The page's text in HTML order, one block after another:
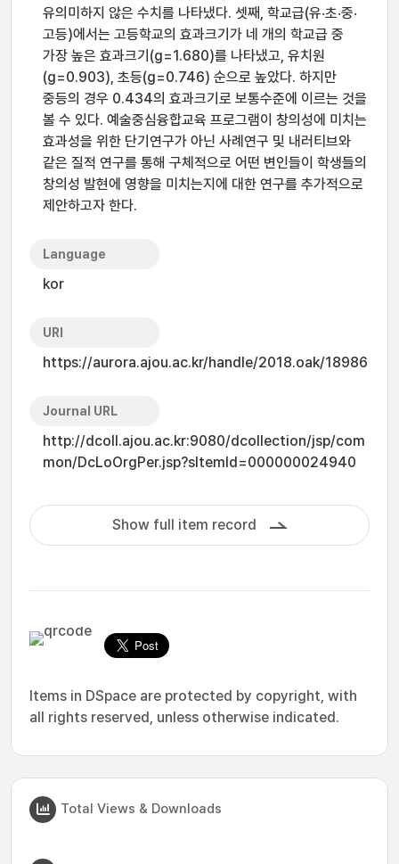
유의미하지 않은 수치를 나타냈다. 셋째, 학교급(유‧초‧중‧
고등)에서는 고등학교의 효과크기가 네 개의 학교급 중
가장 높은 효과크기(g=1.680)를 나타냈고, 유치원
(g=0.903), 초등(g=0.746) 순으로 높았다. 하지만
중등의 경우 0.434의 효과크기로 보통수준에 이르는 것을
볼 수 있다. 예술중심융합교육 프로그램이 창의성에 미치는
효과성을 위한 단기연구가 아닌 사례연구 및 내러티브와
같은 질적 연구를 통해 구체적으로 어떤 변인들이 학생들의
창의성 발현에 영향을 미치는지에 대한 연구를 추가적으로
제안하고자 한다.
Language
kor
URI
https://aurora.ajou.ac.kr/handle/2018.oak/18986
Journal URL
http://dcoll.ajou.ac.kr:9080/dcollection/jsp/com
mon/DcLoOrgPer.jsp?sItemId=000000024940
Show full item record
Items in DSpace are protected by copyright, with
all rights reserved, unless otherwise indicated.
Total Views & Downloads